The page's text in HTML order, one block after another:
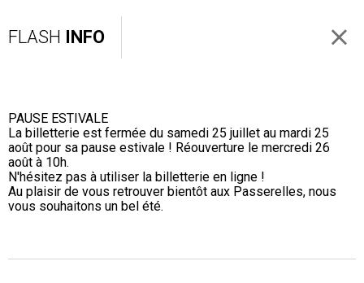
FLASH INFO
PAUSE ESTIVALE
La billetterie est fermée du samedi 25 juillet au mardi 25
août pour sa pause estivale ! Réouverture le mercredi 26
août à 10h.
N'hésitez pas à utiliser la billetterie en ligne !
Au plaisir de vous retrouver bientôt aux Passerelles, nous
vous souhaitons un bel été.